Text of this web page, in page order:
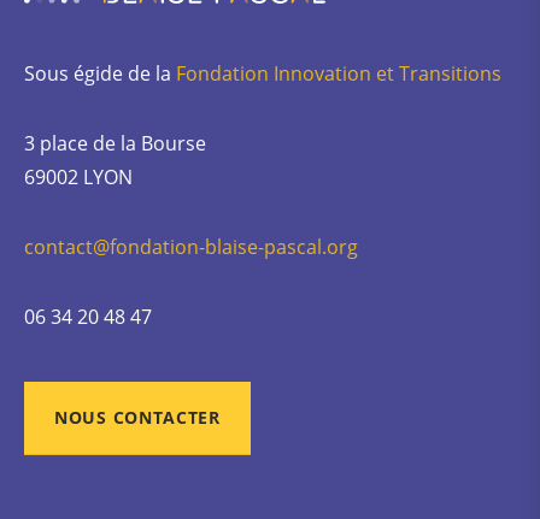
Sous égide de la Fondation Innovation et Transitions
3 place de la Bourse
69002 LYON
contact@fondation-blaise-pascal.org
06 34 20 48 47
NOUS CONTACTER